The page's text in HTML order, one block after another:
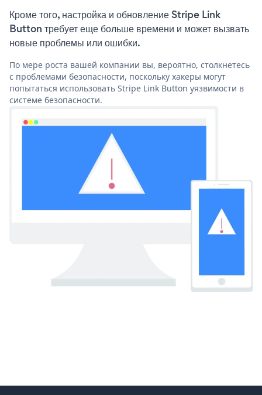
Кроме того, настройка и обновление Stripe Link
Button требует еще больше времени и может вызвать
новые проблемы или ошибки.
По мере роста вашей компании вы, вероятно, столкнетесь
с проблемами безопасности, поскольку хакеры могут
попытаться использовать Stripe Link Button уязвимости в
системе безопасности.